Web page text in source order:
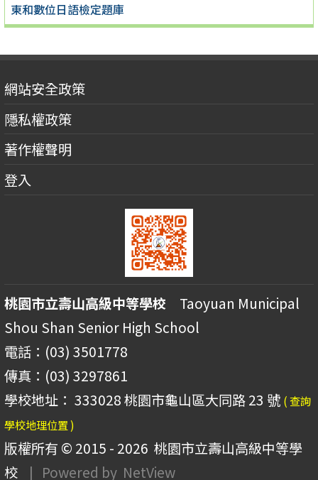
東和數位日語檢定題庫
網站安全政策
隱私權政策
著作權聲明
登入
桃園市立壽山高級中等學校 Taoyuan Municipal
Shou Shan Senior High School
電話：(03) 3501778
傳真：(03) 3297861
學校地址： 333028 桃園市龜山區大同路 23 號 ( 查詢
學校地理位置 )
版權所有 © 2015 - 2026 桃園市立壽山高級中等學
校
| Powered by NetView